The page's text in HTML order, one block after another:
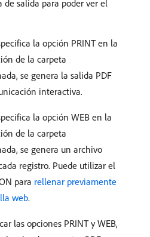
de salida para poder ver el
la opción PRINT en la
de la carpeta
se genera la salida PDF
interactiva.
la opción WEB en la
de la carpeta
se genera un archivo
registro. Puede utilizar el
para rellenar previamente
web.
las opciones PRINT y WEB,